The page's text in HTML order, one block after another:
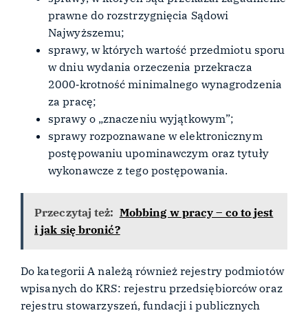
prawne do rozstrzygnięcia Sądowi
Najwyższemu;
sprawy, w których wartość przedmiotu sporu
w dniu wydania orzeczenia przekracza
2000‑krotność minimalnego wynagrodzenia
za pracę;
sprawy o „znaczeniu wyjątkowym”;
sprawy rozpoznawane w elektronicznym
postępowaniu upominawczym oraz tytuły
wykonawcze z tego postępowania.
Przeczytaj też: Mobbing w pracy – co to jest
i jak się bronić?
Do kategorii A należą również rejestry podmiotów
wpisanych do KRS: rejestru przedsiębiorców oraz
rejestru stowarzyszeń, fundacji i publicznych